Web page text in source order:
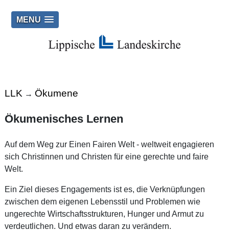
MENU
LLK → Ökumene
Ökumenisches Lernen
Auf dem Weg zur Einen Fairen Welt - weltweit engagieren
sich Christinnen und Christen für eine gerechte und faire
Welt.
Ein Ziel dieses Engagements ist es, die Verknüpfungen
zwischen dem eigenen Lebensstil und Problemen wie
ungerechte Wirtschaftsstrukturen, Hunger und Armut zu
verdeutlichen. Und etwas daran zu verändern.